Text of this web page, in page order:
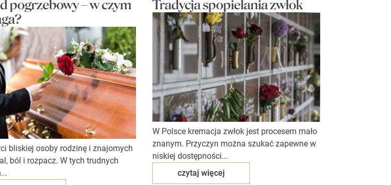
pogrzebowy – w czym
bliskiej osoby rodzinę i znajomych
ból i rozpacz. W tych trudnych
Tradycja spopielania zwłok
W Polsce kremacja zwłok jest procesem mało
znanym. Przyczyn można szukać zapewne w
niskiej dostępności...
czytaj więcej